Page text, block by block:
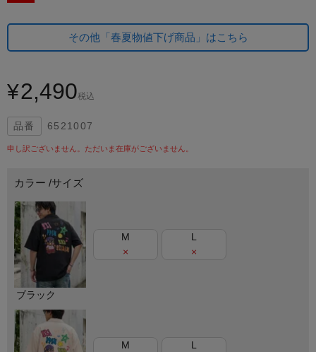
その他「春夏物値下げ商品」はこちら
¥2,490税込
6521007
申し訳ございません。ただいま在庫がございません。
カラー サイズ
ブラック
M
×
L
×
M
L